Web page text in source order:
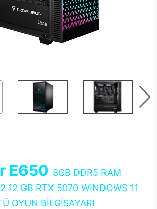
E650 8GB DDR5 RAM
12 GB RTX 5070 WINDOWS 11
OYUN BİLGİSAYARI